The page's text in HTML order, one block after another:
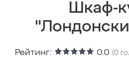
Шкаф-
Рейтинг: 0.0 (0